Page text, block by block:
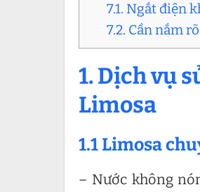
7.1. Ngắt điện
7.2. Cần nắm
1. Dịch vụ
Limosa
1.1 Limosa
– Nước không